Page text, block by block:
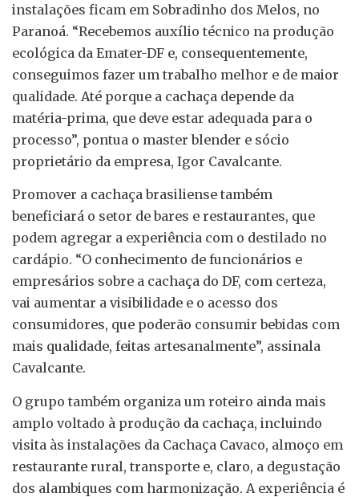
instalações ficam em Sobradinho dos Melos, no
Paranoá. “Recebemos auxílio técnico na produção
ecológica da Emater-DF e, consequentemente,
conseguimos fazer um trabalho melhor e de maior
qualidade. Até porque a cachaça depende da
matéria-prima, que deve estar adequada para o
processo”, pontua o master blender e sócio
proprietário da empresa, Igor Cavalcante.
Promover a cachaça brasiliense também
beneficiará o setor de bares e restaurantes, que
podem agregar a experiência com o destilado no
cardápio. “O conhecimento de funcionários e
empresários sobre a cachaça do DF, com certeza,
vai aumentar a visibilidade e o acesso dos
consumidores, que poderão consumir bebidas com
mais qualidade, feitas artesanalmente”, assinala
Cavalcante.
O grupo também organiza um roteiro ainda mais
amplo voltado à produção da cachaça, incluindo
visita às instalações da Cachaça Cavaco, almoço em
restaurante rural, transporte e, claro, a degustação
dos alambiques com harmonização. A experiência é